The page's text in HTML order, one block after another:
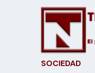
SOCIEDAD